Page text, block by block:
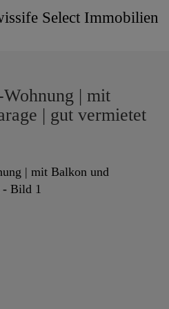
| mit
| gut vermietet